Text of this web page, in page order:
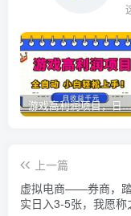
游戏高利润项目，日收益1k+，全自动，无需值守，解
上一篇
虚拟电商——券商，
实日入3-5张，我愿称